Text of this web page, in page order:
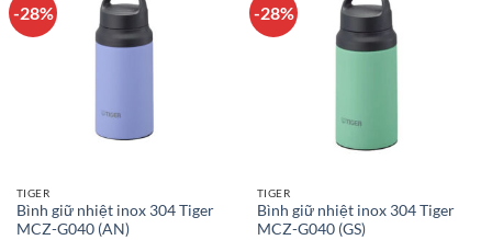
-28%
TIGER
Bình giữ nhiệt inox 304 Tiger
MCZ-G040 (AN)
-28%
TIGER
Bình giữ nhiệt inox 304 Tiger
MCZ-G040 (GS)